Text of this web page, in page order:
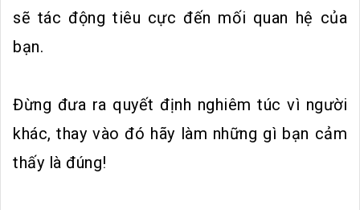
sẽ tác động tiêu cực đến mối quan hệ của
bạn.
Đừng đưa ra quyết định nghiêm túc vì người
khác, thay vào đó hãy làm những gì bạn cảm
thấy là đúng!